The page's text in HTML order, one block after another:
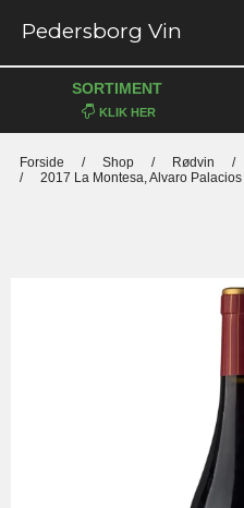
Pedersborg Vin
SORTIMENT
Forside / Shop / Rødvin /
/
2017 La Montesa, Alvaro Palacios